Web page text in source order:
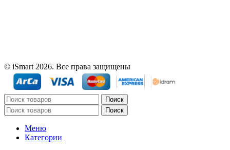
© iSmart 2026. Все права защищены
Поиск
Поиск
Меню
Категории